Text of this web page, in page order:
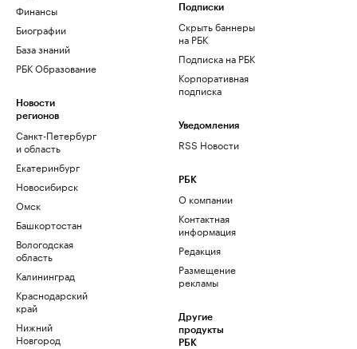
Финансы
Биографии
База знаний
РБК Образование
Новости
регионов
Санкт-Петербург
и область
Екатеринбург
Новосибирск
Омск
Башкортостан
Вологодская
область
Калининград
Краснодарский
край
Нижний
Новгород
Подписки
Скрыть баннеры
на РБК
Подписка на РБК
Корпоративная
подписка
Уведомления
RSS Новости
РБК
О компании
Контактная
информация
Редакция
Размещение
рекламы
Другие
продукты
РБК